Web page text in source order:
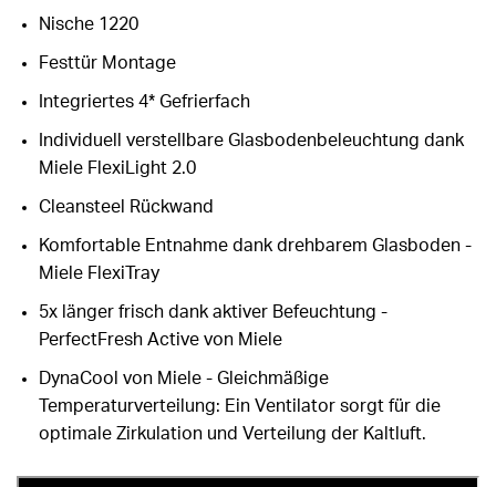
Nische 1220
Festtür Montage
Integriertes 4* Gefrierfach
Individuell verstellbare Glasbodenbeleuchtung dank
Miele FlexiLight 2.0
Cleansteel Rückwand
Komfortable Entnahme dank drehbarem Glasboden -
Miele FlexiTray
5x länger frisch dank aktiver Befeuchtung -
PerfectFresh Active von Miele
DynaCool von Miele - Gleichmäßige
Temperaturverteilung: Ein Ventilator sorgt für die
optimale Zirkulation und Verteilung der Kaltluft.